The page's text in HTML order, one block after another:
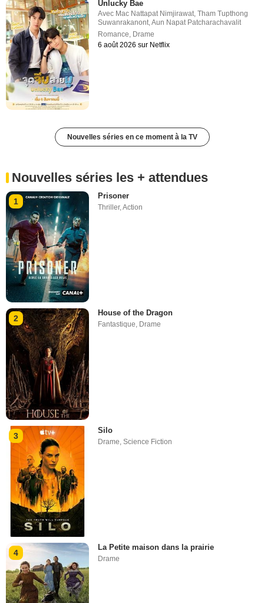
Unlucky Bae
Avec Mac Nattapat Nimjirawat,Tham Tupthong
Suwanrakanont,Aun Napat Patcharachavalit
Romance, Drame
6 août 2026 sur Netflix
Nouvelles séries en ce moment à la TV
Nouvelles séries les + attendues
1
Prisoner
Thriller,Action
2
House of the Dragon
Fantastique, Drame
3
Silo
Drame ,Science Fiction
4
La Petite maison dans la prairie
Drame